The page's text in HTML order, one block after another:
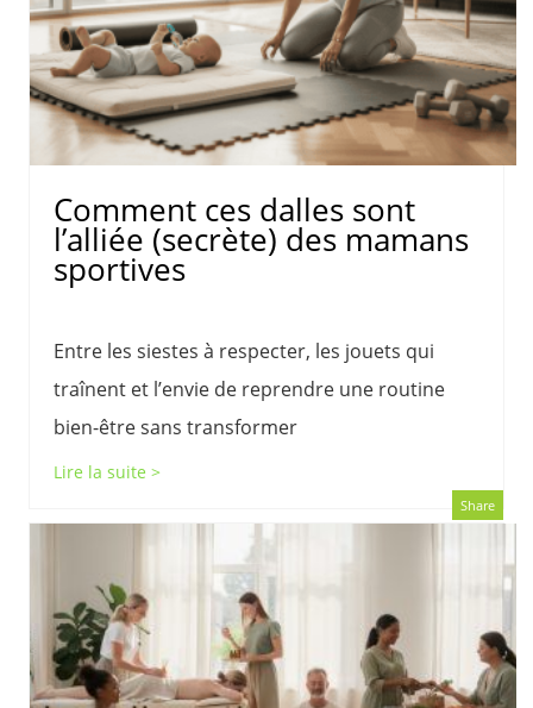
Comment ces dalles sont
l’alliée (secrète) des mamans
sportives
Entre les siestes à respecter, les jouets qui
traînent et l’envie de reprendre une routine
bien-être sans transformer
Lire la suite >
Share